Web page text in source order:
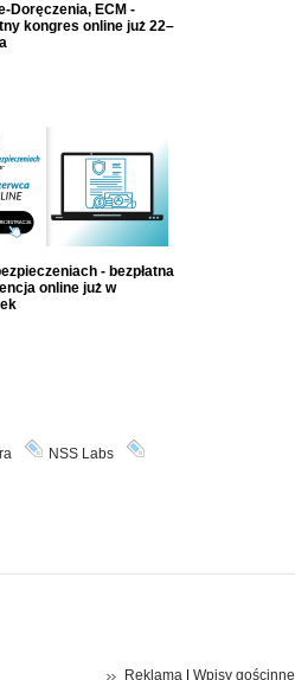
Doręczenia, ECM -
kongres online już 22–
- bezpłatna
online już w
NSS Labs
Reklama| Wpisy gościnne